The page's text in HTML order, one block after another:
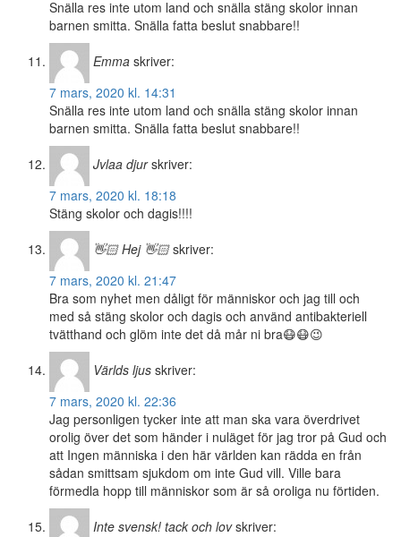
Snälla res inte utom land och snälla stäng skolor innan
barnen smitta. Snälla fatta beslut snabbare!!
Emma skriver:
7 mars, 2020 kl. 14:31
Snälla res inte utom land och snälla stäng skolor innan
barnen smitta. Snälla fatta beslut snabbare!!
Jvlaa djur skriver:
7 mars, 2020 kl. 18:18
Stäng skolor och dagis!!!!
👋🏻 Hej 👋🏻 skriver:
7 mars, 2020 kl. 21:47
Bra som nyhet men dåligt för människor och jag till och
med så stäng skolor och dagis och använd antibakteriell
tvätthand och glöm inte det då mår ni bra😷😷😉
Världs ljus skriver:
7 mars, 2020 kl. 22:36
Jag personligen tycker inte att man ska vara överdrivet
orolig över det som händer i nuläget för jag tror på Gud och
att Ingen människa i den här världen kan rädda en från
sådan smittsam sjukdom om inte Gud vill. Ville bara
förmedla hopp till människor som är så oroliga nu förtiden.
Inte svensk! tack och lov skriver: